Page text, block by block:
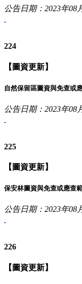
公告日期：2023年08
224
【圖資更新】
自然保留區圖資與免查或
公告日期：2023年08
225
【圖資更新】
保安林圖資與免查或應查
公告日期：2023年08
226
【圖資更新】